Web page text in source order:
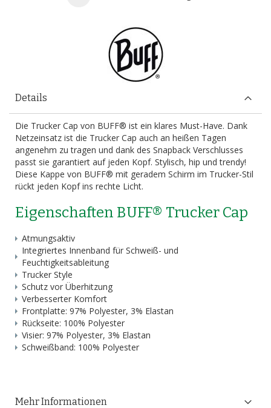
Details
Die Trucker Cap von BUFF® ist ein klares Must-Have. Dank
Netzeinsatz ist die Trucker Cap auch an heißen Tagen
angenehm zu tragen und dank des Snapback Verschlusses
passt sie garantiert auf jeden Kopf. Stylisch, hip und trendy!
Diese Kappe von BUFF® mit geradem Schirm im Trucker-Stil
rückt jeden Kopf ins rechte Licht.
Eigenschaften BUFF® Trucker Cap
Atmungsaktiv
Integriertes Innenband für Schweiß- und
Feuchtigkeitsableitung
Trucker Style
Schutz vor Überhitzung
Verbesserter Komfort
Frontplatte: 97% Polyester, 3% Elastan
Rückseite: 100% Polyester
Visier: 97% Polyester, 3% Elastan
Schweißband: 100% Polyester
Mehr Informationen